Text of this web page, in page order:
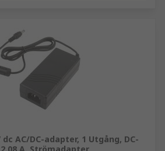
dc AC/DC-adapter, 1 Utgång, DC-